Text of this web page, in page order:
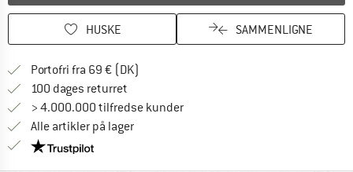
HUSKE SAMMENLIGNE
Portofri fra 69 € (DK)
100 dages returret
> 4.000.000 tilfredse kunder
Alle artikler på lager
Vi er Trustpilot-certificeret - oplysningerne får du